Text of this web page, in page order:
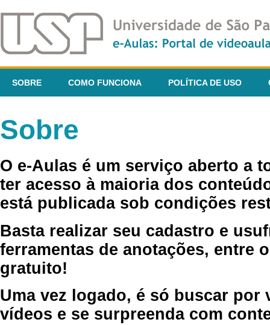
SOBRE COMO FUNCIONA POLÍTICA DE USO
Sobre
O e-Aulas é um serviço aberto a
ter acesso à maioria dos
está publicada sob condições
Basta realizar seu cadastro e
ferramentas de anotações, entre
gratuito!
Uma vez logado, é só buscar por
vídeos e se surpreenda com